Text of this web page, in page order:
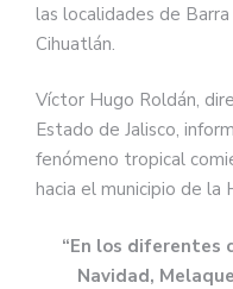
las localidades de
Cihuatlán.
Víctor Hugo Roldán,
Estado de Jalisco,
fenómeno tropical
hacia el municipio de la
“En los diferentes
Navidad,